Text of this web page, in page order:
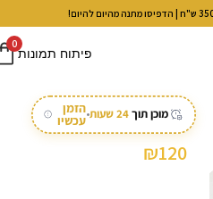
פיתוח תמונות
0
מוכן תוך24 שעות •הזמן
עכשיו
₪120